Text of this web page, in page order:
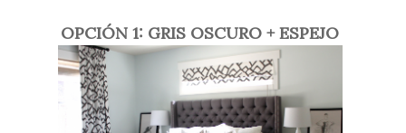
OPCIÓN 1: GRIS OSCURO + ESPEJO